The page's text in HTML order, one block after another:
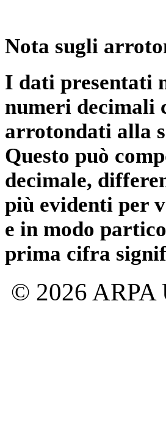
Nota sugli
I dati presentati
numeri decimali
arrotondati alla
Questo può
decimale,
più evidenti per
e in modo
prima cifra
© 2026